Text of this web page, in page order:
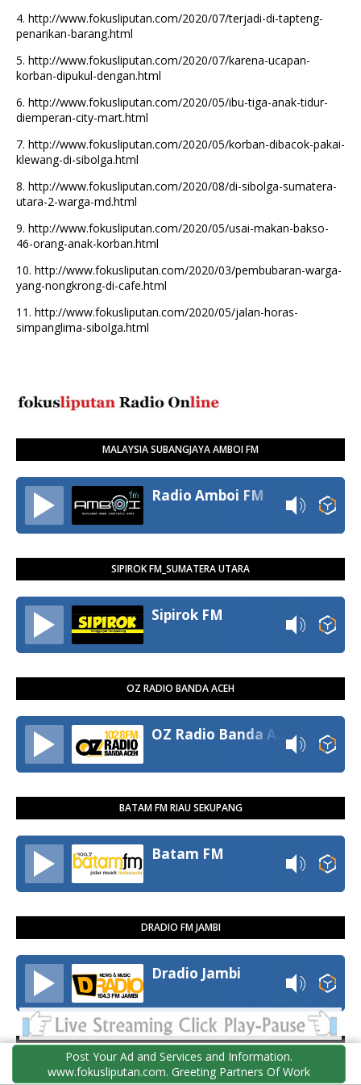
4. http://www.fokusliputan.com/2020/07/terjadi-di-tapteng-
penarikan-barang.html
5. http://www.fokusliputan.com/2020/07/karena-ucapan-
korban-dipukul-dengan.html
6. http://www.fokusliputan.com/2020/05/ibu-tiga-anak-tidur-
diemperan-city-mart.html
7. http://www.fokusliputan.com/2020/05/korban-dibacok-pakai-
klewang-di-sibolga.html
8. http://www.fokusliputan.com/2020/08/di-sibolga-sumatera-
utara-2-warga-md.html
9. http://www.fokusliputan.com/2020/05/usai-makan-bakso-
46-orang-anak-korban.html
10. http://www.fokusliputan.com/2020/03/pembubaran-warga-
yang-nongkrong-di-cafe.html
11. http://www.fokusliputan.com/2020/05/jalan-horas-
simpanglima-sibolga.html
MALAYSIA SUBANGJAYA AMBOI FM
Radio Amboi FM
SIPIROK FM_SUMATERA UTARA
Sipirok FM
OZ RADIO BANDA ACEH
BATAM FM RIAU SEKUPANG
Batam FM
DRADIO FM JAMBI
Dradio Jambi
PLAY FM PALEMBANG SUMSEL
Post Your Ad and Services and Information.
www.fokusliputan.com. Greeting Partners Of Work